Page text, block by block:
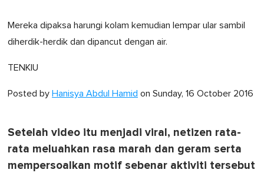
Mereka dipaksa harungi kolam kemudian lempar ular sambil
diherdik-herdik dan dipancut dengan air.
TENKIU
Posted by Hanisya Abdul Hamid on Sunday, 16 October 2016
Setelah video itu menjadi viral, netizen rata-
rata meluahkan rasa marah dan geram serta
mempersoalkan motif sebenar aktiviti tersebut